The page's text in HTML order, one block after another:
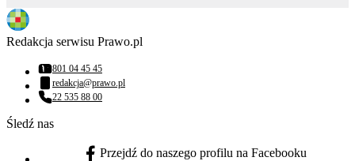
Redakcja serwisu Prawo.pl
Numer telefonu:
801 04 45 45
Adres email:
redakcja@prawo.pl
Numer telefonu:
22 535 88 00
Śledź nas
Przejdź do naszego profilu na Facebooku